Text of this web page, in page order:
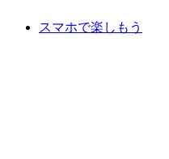
スマホで楽しもう